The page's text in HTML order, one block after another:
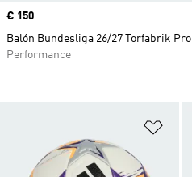
Precio
€ 150
Balón Bundesliga 26/27 Torfabrik Pro
Performance